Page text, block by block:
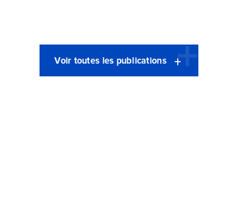
Voir toutes les publications